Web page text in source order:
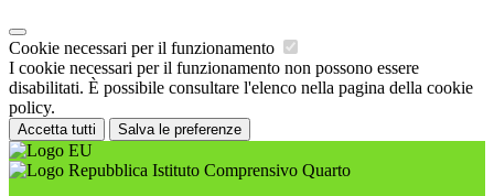
Cookie necessari per il funzionamento
I cookie necessari per il funzionamento non possono essere
disabilitati. È possibile consultare l'elenco nella pagina della cookie
policy.
Accetta tutti Salva le preferenze
Istituto Comprensivo Quarto